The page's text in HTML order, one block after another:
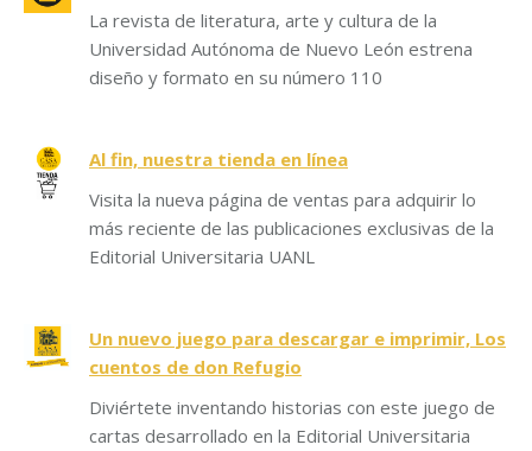
La revista de literatura, arte y cultura de la
Universidad Autónoma de Nuevo León estrena
diseño y formato en su número 110
Al fin, nuestra tienda en línea
Visita la nueva página de ventas para adquirir lo
más reciente de las publicaciones exclusivas de la
Editorial Universitaria UANL
Un nuevo juego para descargar e imprimir, Los
cuentos de don Refugio
Diviértete inventando historias con este juego de
cartas desarrollado en la Editorial Universitaria